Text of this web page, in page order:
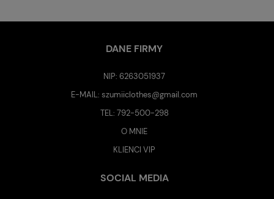
DANE FIRMY
NIP: 6263051937
E-MAIL:szumiiclothes@gmail.com
TEL: 792-500-298
O MNIE
KLIENCI VIP
SOCIAL MEDIA